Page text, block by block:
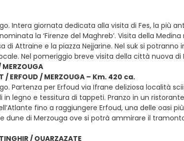
Intera giornata dedicata alla visita di Fes, la più
la ‘Firenze del Maghreb’. Visita della
di Attraine e la piazza Nejjarine. Nel suk si
Nel pomeriggio breve visita della città nuova
MERZOUGA
/ ERFOUD / MERZOUGA – Km. 420 ca.
Partenza per Erfoud via Ifrane deliziosa località
in legno e tessitura di tappeti. Pranzo in un
fino a raggiungere Erfoud, una delle oasi
dune di Merzouga ove si potrà ammirare il
/ OUARZAZATE